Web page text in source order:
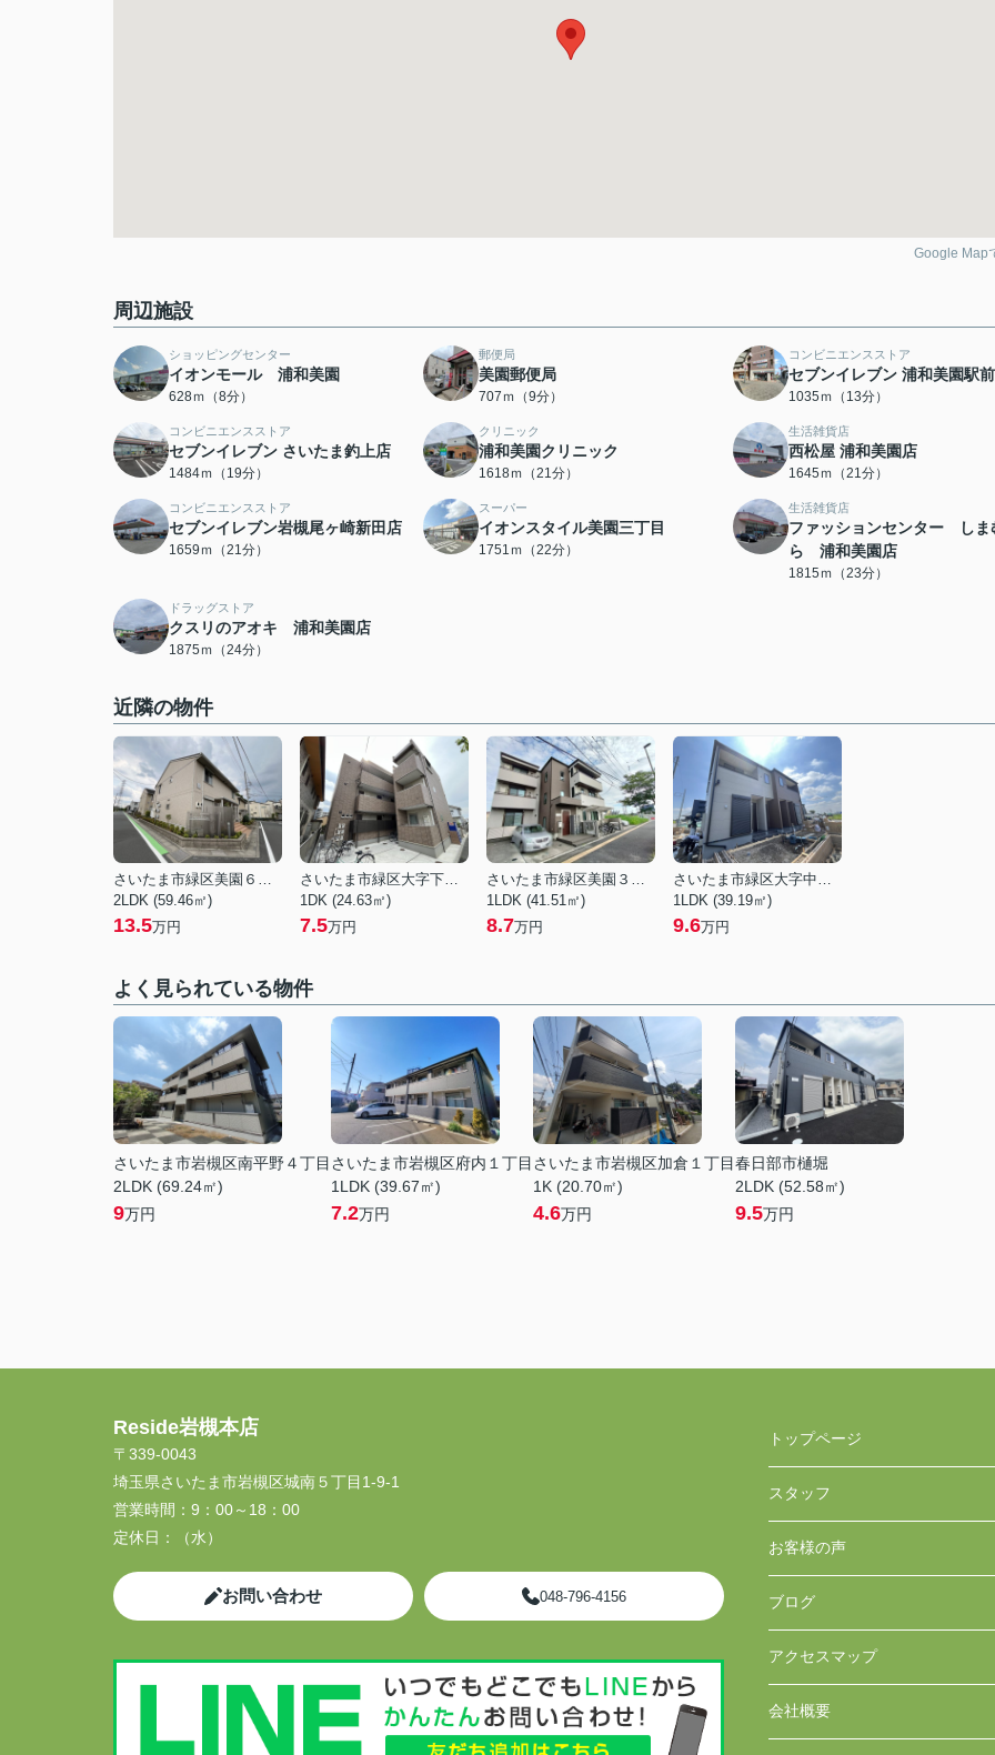
Google Map
周辺施設
ショッピングセンター
イオンモール 浦和美園
628ｍ（8分）
郵便局
美園郵便局
707ｍ（9分）
コンビニエンスストア
セブンイレブン 浦和美園駅
1035ｍ（13分）
コンビニエンスストア
セブンイレブン さいたま釣上店
1484ｍ（19分）
クリニック
浦和美園クリニック
1618ｍ（21分）
生活雑貨店
西松屋 浦和美園店
1645ｍ（21分）
コンビニエンスストア
セブンイレブン岩槻尾ヶ崎新田店
1659ｍ（21分）
スーパー
イオンスタイル美園三丁目
1751ｍ（22分）
生活雑貨店
ファッションセンター しま
ら 浦和美園店
1815ｍ（23分）
ドラッグストア
クスリのアオキ 浦和美園店
1875ｍ（24分）
近隣の物件
さいたま市緑区美園６丁目
2LDK (59.46㎡)
13.5万円
さいたま市緑区大字下野田
1DK (24.63㎡)
7.5万円
さいたま市緑区美園３丁目
1LDK (41.51㎡)
8.7万円
さいたま市緑区大字中野田
1LDK (39.19㎡)
9.6万円
よく見られている物件
さいたま市岩槻区南平野４丁目
2LDK (69.24㎡)
9万円
さいたま市岩槻区府内１丁目
1LDK (39.67㎡)
7.2万円
さいたま市岩槻区加倉１丁目
1K (20.70㎡)
4.6万円
春日部市樋堀
2LDK (52.58㎡)
9.5万円
Reside岩槻本店
〒339-0043
埼玉県さいたま市岩槻区城南５丁目1-9-1
営業時間： 9：00～18：00
定休日：
（水）
お問い合わせ 048-796-4156
トップページ
スタッフ
お客様の声
ブログ
アクセスマップ
会社概要